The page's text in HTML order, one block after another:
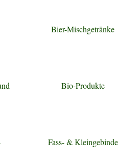
Bier-Mischgetränke
Bio-Produkte
Fass- & Kleingebinde